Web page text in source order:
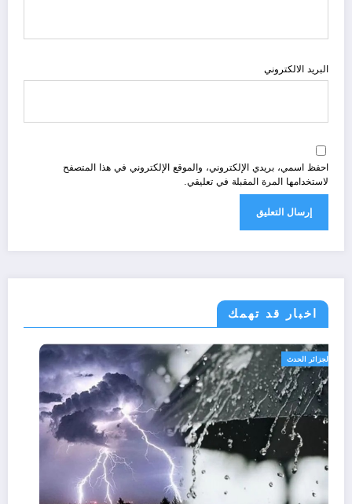
البريد الالكتروني
احفظ اسمي، بريدي الإلكتروني، والموقع الإلكتروني في هذا المتصفح
لاستخدامها المرة المقبلة في تعليقي.
اخبار قد تهمك
الجزائر الحدث